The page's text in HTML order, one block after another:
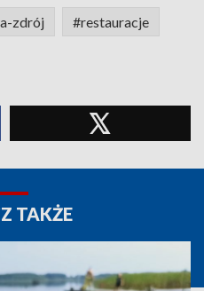
zdrój #restauracje
TAKŻE